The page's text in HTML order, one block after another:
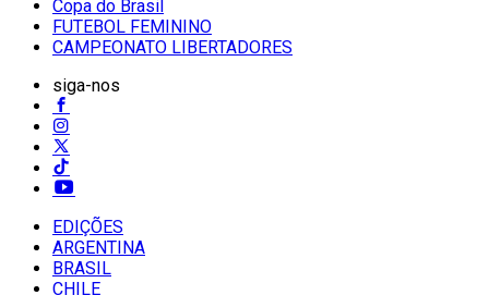
Copa do Brasil
FUTEBOL FEMININO
CAMPEONATO LIBERTADORES
siga-nos
EDIÇÕES
ARGENTINA
BRASIL
CHILE